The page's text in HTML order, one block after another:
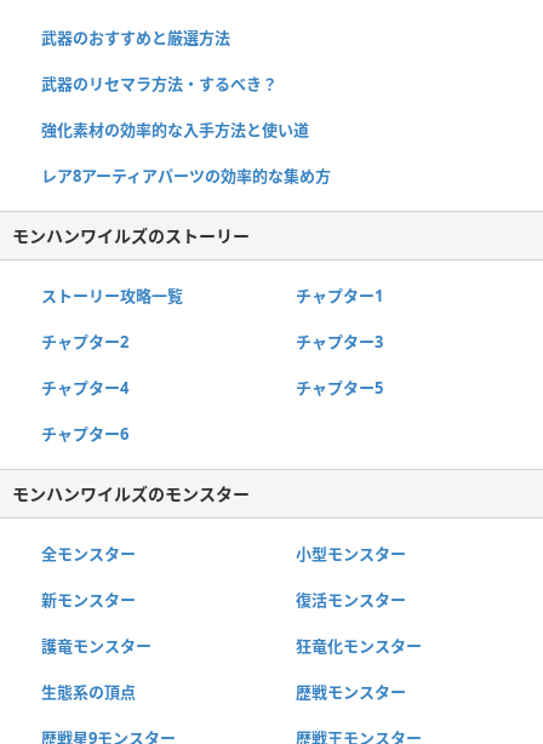
武器のおすすめと厳選方法
武器のリセマラ方法・するべき？
強化素材の効率的な入手方法と使い道
レア8アーティアパーツの効率的な集め方
モンハンワイルズのストーリー
ストーリー攻略一覧 チャプター1
チャプター2 チャプター3
チャプター4 チャプター5
チャプター6
モンハンワイルズのモンスター
全モンスター 小型モンスター
新モンスター 復活モンスター
護竜モンスター 狂竜化モンスター
生態系の頂点 歴戦モンスター
歴戦星9モンスター 歴戦王モンスター